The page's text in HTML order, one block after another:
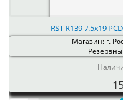
RST R139 7.5x19
Магазин: г.